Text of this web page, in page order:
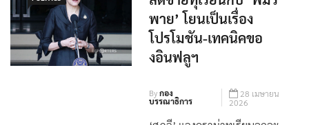
POLITICS
‘ศุภจี’ ยัน ไม่ได้ร่วมไลฟ์
สดขายทุเรียนกับ ‘พิมรี่
พาย’ โยนเป็นเรื่อง
โปรโมชัน-เทคนิคขอ
งอินฟลูฯ
Byกอง